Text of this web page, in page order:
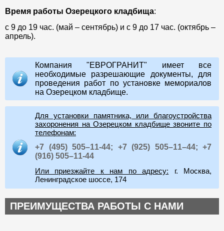
Время работы Озерецкого кладбища:
с 9 до 19 час. (май – сентябрь) и с 9 до 17 час. (октябрь –
апрель).
Компания "ЕВРОГРАНИТ" имеет все
необходимые разрешающие документы, для
проведения работ по установке мемориалов
на Озерецком кладбище.
Для установки памятника, или благоустройства
захоронения на Озерецком кладбище звоните по
телефонам:
+7 (495) 505–11-44;
+7 (925) 505–11–44; +7
(916) 505–11-44
Или приезжайте к нам по адресу: г. Москва,
Ленинградское шоссе, 174
ПРЕИМУЩЕСТВА РАБОТЫ С НАМИ